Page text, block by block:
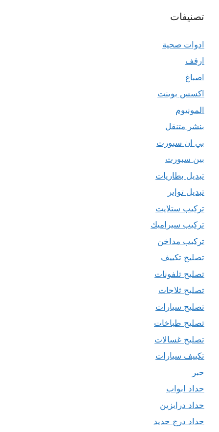
تصنيفات
ادوات صحية
ارفف
اصباغ
اكسس بوينت
المونيوم
بنشر متنقل
بي ان سبورت
بين سبورت
تبديل بطاريات
تبديل تواير
تركيب ستلايت
تركيب سيراميك
تركيب مداخن
تصليح تكييف
تصليح تلفونات
تصليح ثلاجات
تصليح سيارات
تصليح طباخات
تصليح غسالات
تكييف سيارات
حبر
حداد ابواب
حداد درابزين
حداد درج حديد